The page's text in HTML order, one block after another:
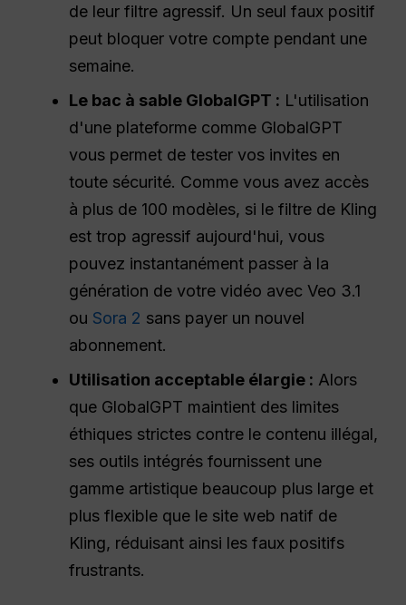
de leur filtre agressif. Un seul faux positif
peut bloquer votre compte pendant une
semaine.
Le bac à sable GlobalGPT : L'utilisation
d'une plateforme comme GlobalGPT
vous permet de tester vos invites en
toute sécurité. Comme vous avez accès
à plus de 100 modèles, si le filtre de Kling
est trop agressif aujourd'hui, vous
pouvez instantanément passer à la
génération de votre vidéo avec Veo 3.1
ou Sora 2 sans payer un nouvel
abonnement.
Utilisation acceptable élargie : Alors
que GlobalGPT maintient des limites
éthiques strictes contre le contenu illégal,
ses outils intégrés fournissent une
gamme artistique beaucoup plus large et
plus flexible que le site web natif de
Kling, réduisant ainsi les faux positifs
frustrants.